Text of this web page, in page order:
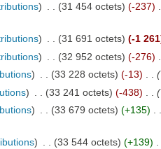
) (31 454 octets) (-237)
) . . (31 691 octets) (-1
) (32 952 octets) (-276)
) (33 228 octets) (-13) (
) (33 241 octets) (-438) (
) (33 679 octets) (+135)
) . . (33 544 octets) (+139) .